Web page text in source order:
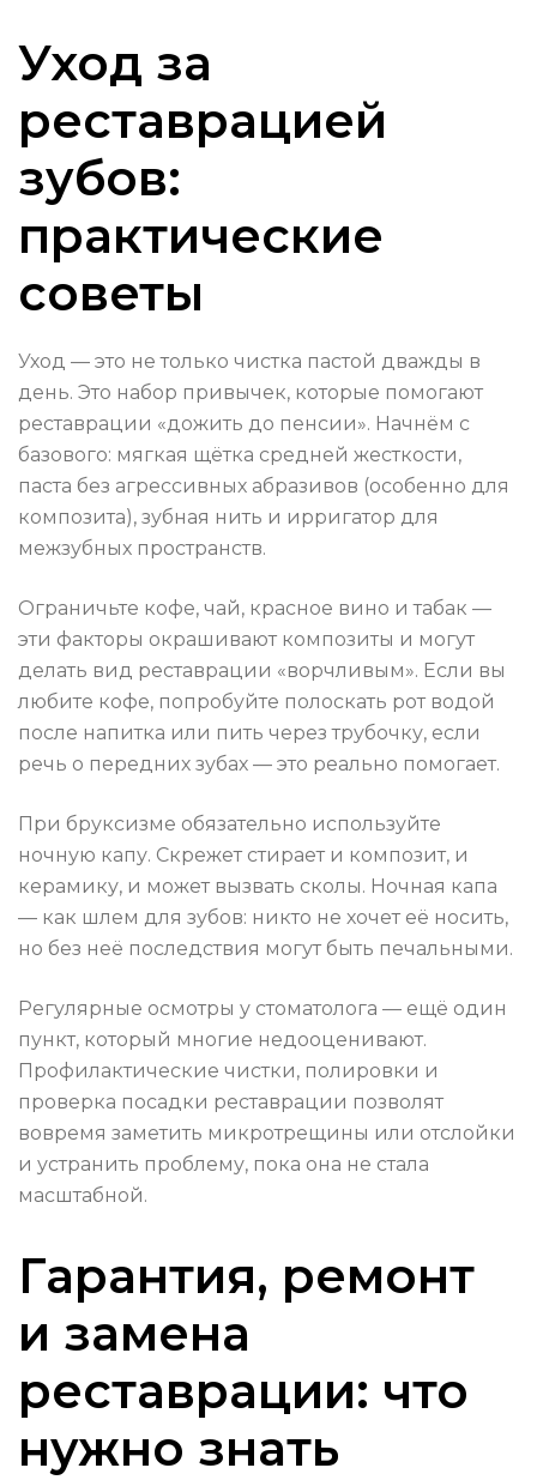
Уход за
реставрацией
зубов:
практические
советы
Уход — это не только чистка пастой дважды в
день. Это набор привычек, которые помогают
реставрации «дожить до пенсии». Начнём с
базового: мягкая щётка средней жесткости,
паста без агрессивных абразивов (особенно для
композита), зубная нить и ирригатор для
межзубных пространств.
Ограничьте кофе, чай, красное вино и табак —
эти факторы окрашивают композиты и могут
делать вид реставрации «ворчливым». Если вы
любите кофе, попробуйте полоскать рот водой
после напитка или пить через трубочку, если
речь о передних зубах — это реально помогает.
При бруксизме обязательно используйте
ночную капу. Скрежет стирает и композит, и
керамику, и может вызвать сколы. Ночная капа
— как шлем для зубов: никто не хочет её носить,
но без неё последствия могут быть печальными.
Регулярные осмотры у стоматолога — ещё один
пункт, который многие недооценивают.
Профилактические чистки, полировки и
проверка посадки реставрации позволят
вовремя заметить микротрещины или отслойки
и устранить проблему, пока она не стала
масштабной.
Гарантия, ремонт
и замена
реставрации: что
нужно знать